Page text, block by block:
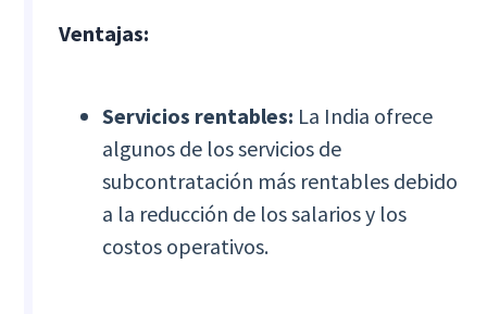
Ventajas:
Servicios rentables: La India ofrece
algunos de los servicios de
subcontratación más rentables debido
a la reducción de los salarios y los
costos operativos.